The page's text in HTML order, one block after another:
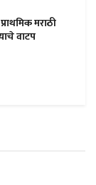
मराठी
वाटप